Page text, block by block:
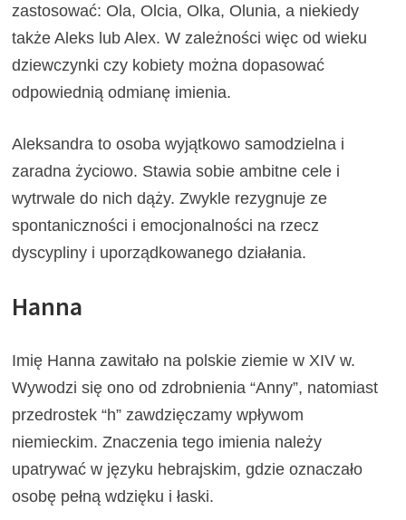
zastosować: Ola, Olcia, Olka, Olunia, a niekiedy
także Aleks lub Alex. W zależności więc od wieku
dziewczynki czy kobiety można dopasować
odpowiednią odmianę imienia.
Aleksandra to osoba wyjątkowo samodzielna i
zaradna życiowo. Stawia sobie ambitne cele i
wytrwale do nich dąży. Zwykle rezygnuje ze
spontaniczności i emocjonalności na rzecz
dyscypliny i uporządkowanego działania.
Hanna
Imię Hanna zawitało na polskie ziemie w XIV w.
Wywodzi się ono od zdrobnienia “Anny”, natomiast
przedrostek “h” zawdzięczamy wpływom
niemieckim. Znaczenia tego imienia należy
upatrywać w języku hebrajskim, gdzie oznaczało
osobę pełną wdzięku i łaski.